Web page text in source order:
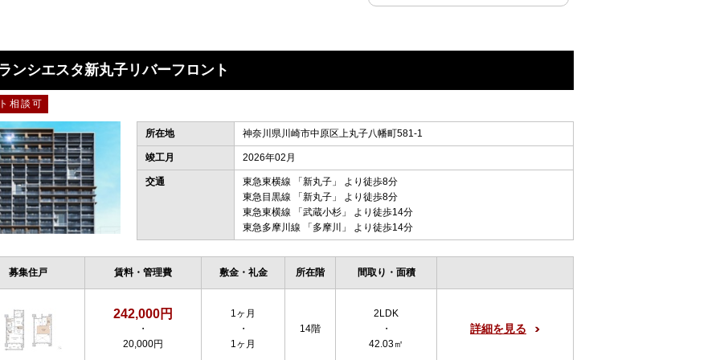
ンシエスタ新丸子リバーフロント
相談可
所在地 神奈川県川崎市中原区上丸子八幡町581-1
竣工月 2026年02月
交通 東急東横線 「 新丸子 」 より徒歩8分
東急目黒線 「 新丸子 」 より徒歩8分
東急東横線 「 武蔵小杉 」 より徒歩14分
東急多摩川線 「 多摩川 」 より徒歩14分
募集住戸 賃料・管理費 敷金・礼金 所在階 間取り・面積
242,000円
・
20,000円
1ヶ月
・
1ヶ月
14階
2LDK
・
42.03㎡
詳細を見る